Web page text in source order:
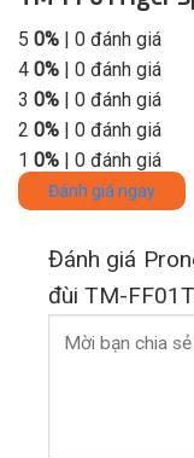
5 0% | 0 đánh giá
4 0% | 0 đánh giá
3 0% | 0 đánh giá
2 0% | 0 đánh giá
1 0% | 0 đánh giá
Đánh giá ngay
Đánh giá
đùi TM-